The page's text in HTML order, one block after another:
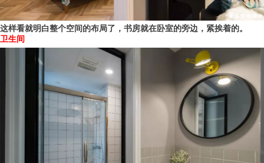
这样看就明白整个空间的布局了，书房就在卧室的旁边，紧挨着的。
卫生间